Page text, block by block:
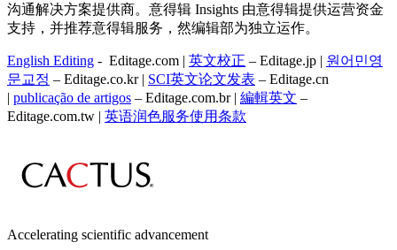
沟通解决方案提供商。意得辑 Insights 由意得辑提供运营资金
支持，并推荐意得辑服务，然编辑部为独立运作。
English Editing - Editage.com | 英文校正 – Editage.jp | 원어민영
문교정 – Editage.co.kr | SCI英文论文发表 – Editage.cn
| publicação de artigos – Editage.com.br | 編輯英文 –
Editage.com.tw | 英语润色服务使用条款
Accelerating scientific advancement